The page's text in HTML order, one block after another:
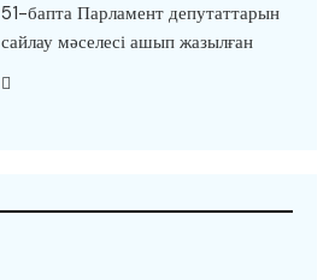
51-бапта Парламент депутаттарын
сайлау мәселесі ашып жазылған